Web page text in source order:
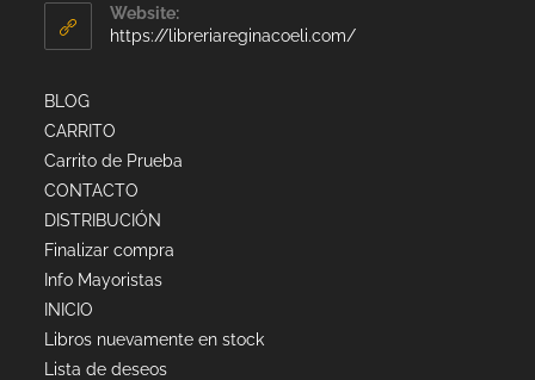
Website:
https://libreriareginacoeli.com/
BLOG
CARRITO
Carrito de Prueba
CONTACTO
DISTRIBUCIÓN
Finalizar compra
Info Mayoristas
INICIO
Libros nuevamente en stock
Lista de deseos